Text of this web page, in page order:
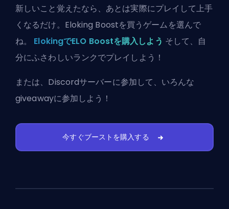
新しいこと覚えたなら、あとは実際にプレイして上手
くなるだけ。Eloking Boostを買うゲームを選んで
ね。 ElokingでELO Boostを購入しよう そして、自
分にふさわしいランクでプレイしよう！
または、 Discordサーバーに参加して、いろんな
giveawayに参加しよう！
今すぐブーストを購入する